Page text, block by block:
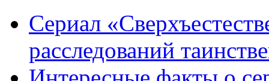
Сериал
расследований